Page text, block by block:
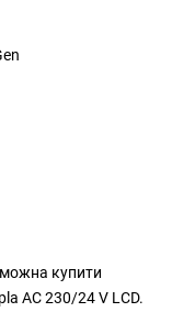
можна купити
AC 230/24 V LCD.